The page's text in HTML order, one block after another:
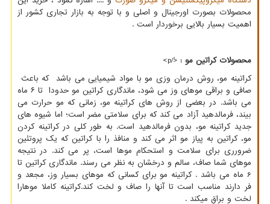
محصولات بصورت اورجینال و اصلی و با توجه به بازار تجاری کشور از
اهمیت بسیار بالایی برخوردار است .
محصولات کراتین مو : <ً/p>
کراتینه مو، روش درمان وزی مو با مواد شیمیایی می باشد که باعث
صافی و براقی موهای وز می شود، ماندگاری کراتین مو حدودا تا ۶ ماه
می باشد. در بعضی از روش های کراتینه مو، زمانی که مو حرارت می
بیند، فرمالدهید آزاد می کند که برای سلامتی مضر است؛ اما شیوه های
جدید کراتینه مو، بدون فرمالدهید است. به طور کلی در کراتینه کردن
مو، کراتین به پیاز مو اثر می کند و منافذ را با کراتین که یک پروتئین
ضرورری برای سلامت و استحکام موها است، پر می کند. در نتیجه
موهای شما صاف، سالم و درخشان به نظر می رسند. ماندگاری کراتین تا
6 ماه می باشد . کراتینه مو برای کسانی که موهای بسیار وز، مجعد و
فر دارند مناسب است تا آنها را صاف و لخت کند.کراتینه کاملا موهارا
لخت و براق میکند .